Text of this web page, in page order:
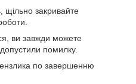
закривайте
ви завжди можете
помилку.
по завершенню